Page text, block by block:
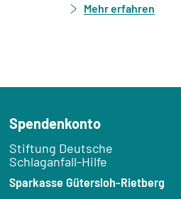
Mehr erfahren
Spendenkonto
Empfänger:
Stiftung Deutsche
Schlaganfall-Hilfe
Bank:
Sparkasse Gütersloh-Rietberg